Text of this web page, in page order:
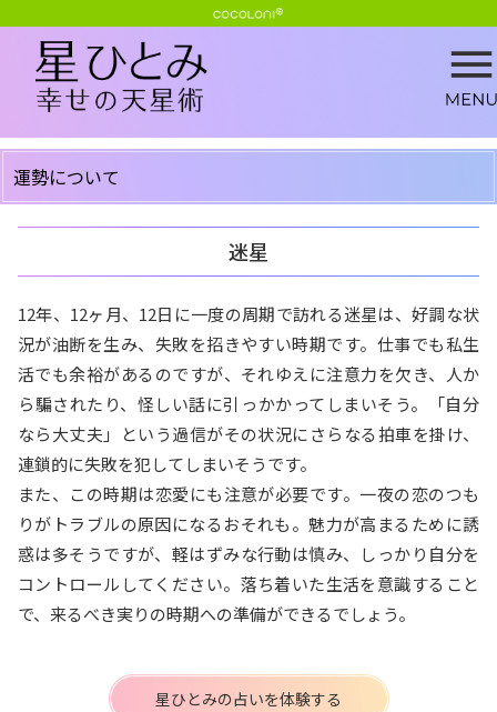
運勢について
迷星
12年、12ヶ月、12日に一度の周期で訪れる迷星は、好調な状
況が油断を生み、失敗を招きやすい時期です。仕事でも私生
活でも余裕があるのですが、それゆえに注意力を欠き、人か
ら騙されたり、怪しい話に引っかかってしまいそう。「自分
なら大丈夫」という過信がその状況にさらなる拍車を掛け、
連鎖的に失敗を犯してしまいそうです。
また、この時期は恋愛にも注意が必要です。一夜の恋のつも
りがトラブルの原因になるおそれも。魅力が高まるために誘
惑は多そうですが、軽はずみな行動は慎み、しっかり自分を
コントロールしてください。落ち着いた生活を意識すること
で、来るべき実りの時期への準備ができるでしょう。
星ひとみの占いを体験する